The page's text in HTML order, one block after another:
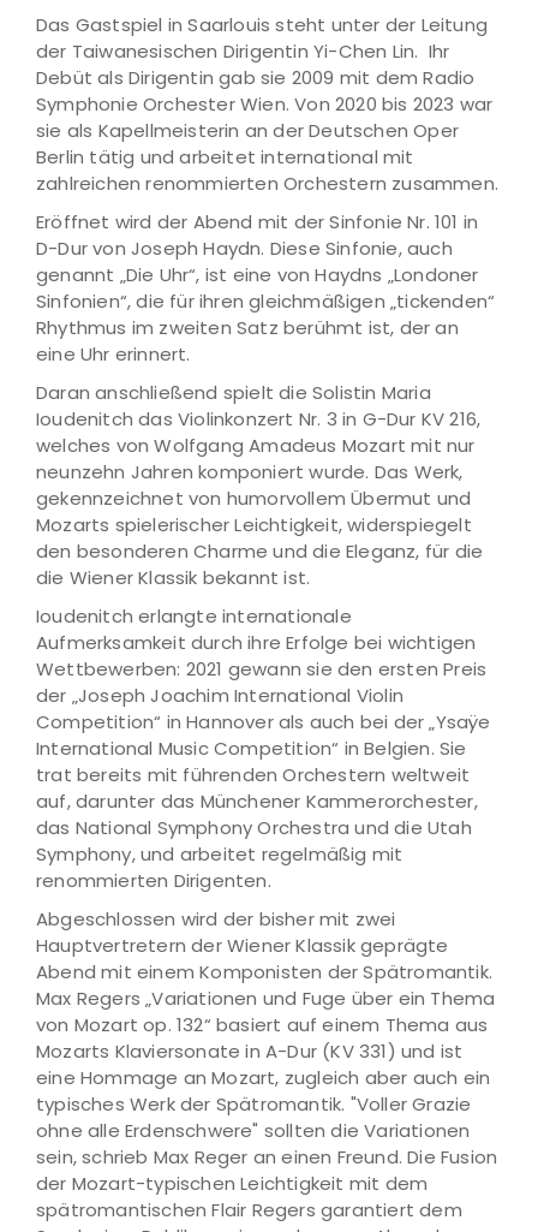
Das Gastspiel in Saarlouis steht unter der Leitung
der Taiwanesischen Dirigentin Yi-Chen Lin. Ihr
Debüt als Dirigentin gab sie 2009 mit dem Radio
Symphonie Orchester Wien. Von 2020 bis 2023 war
sie als Kapellmeisterin an der Deutschen Oper
Berlin tätig und arbeitet international mit
zahlreichen renommierten Orchestern zusammen.
Eröffnet wird der Abend mit der Sinfonie Nr. 101 in
D-Dur von Joseph Haydn. Diese Sinfonie, auch
genannt „Die Uhr“, ist eine von Haydns „Londoner
Sinfonien“, die für ihren gleichmäßigen „tickenden“
Rhythmus im zweiten Satz berühmt ist, der an
eine Uhr erinnert.
Daran anschließend spielt die Solistin Maria
Ioudenitch das Violinkonzert Nr. 3 in G-Dur KV 216,
welches von Wolfgang Amadeus Mozart mit nur
neunzehn Jahren komponiert wurde. Das Werk,
gekennzeichnet von humorvollem Übermut und
Mozarts spielerischer Leichtigkeit, widerspiegelt
den besonderen Charme und die Eleganz, für die
die Wiener Klassik bekannt ist.
Ioudenitch erlangte internationale
Aufmerksamkeit durch ihre Erfolge bei wichtigen
Wettbewerben: 2021 gewann sie den ersten Preis
der „Joseph Joachim International Violin
Competition“ in Hannover als auch bei der „Ysaÿe
International Music Competition“ in Belgien. Sie
trat bereits mit führenden Orchestern weltweit
auf, darunter das Münchener Kammerorchester,
das National Symphony Orchestra und die Utah
Symphony, und arbeitet regelmäßig mit
renommierten Dirigenten.
Abgeschlossen wird der bisher mit zwei
Hauptvertretern der Wiener Klassik geprägte
Abend mit einem Komponisten der Spätromantik.
Max Regers „Variationen und Fuge über ein Thema
von Mozart op. 132“ basiert auf einem Thema aus
Mozarts Klaviersonate in A-Dur (KV 331) und ist
eine Hommage an Mozart, zugleich aber auch ein
typisches Werk der Spätromantik. "Voller Grazie
ohne alle Erdenschwere" sollten die Variationen
sein, schrieb Max Reger an einen Freund. Die Fusion
der Mozart-typischen Leichtigkeit mit dem
spätromantischen Flair Regers garantiert dem